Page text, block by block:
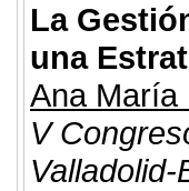
La
una
Ana María
V